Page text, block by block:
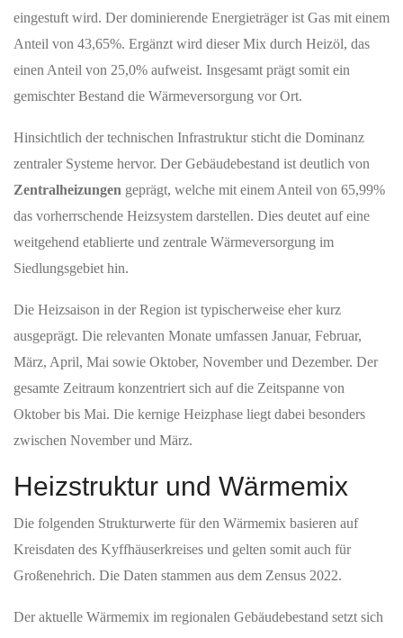
eingestuft wird. Der dominierende Energieträger ist Gas mit einem
Anteil von 43,65%. Ergänzt wird dieser Mix durch Heizöl, das
einen Anteil von 25,0% aufweist. Insgesamt prägt somit ein
gemischter Bestand die Wärmeversorgung vor Ort.
Hinsichtlich der technischen Infrastruktur sticht die Dominanz
zentraler Systeme hervor. Der Gebäudebestand ist deutlich von
Zentralheizungen geprägt, welche mit einem Anteil von 65,99%
das vorherrschende Heizsystem darstellen. Dies deutet auf eine
weitgehend etablierte und zentrale Wärmeversorgung im
Siedlungsgebiet hin.
Die Heizsaison in der Region ist typischerweise eher kurz
ausgeprägt. Die relevanten Monate umfassen Januar, Februar,
März, April, Mai sowie Oktober, November und Dezember. Der
gesamte Zeitraum konzentriert sich auf die Zeitspanne von
Oktober bis Mai. Die kernige Heizphase liegt dabei besonders
zwischen November und März.
Heizstruktur und Wärmemix
Die folgenden Strukturwerte für den Wärmemix basieren auf
Kreisdaten des Kyffhäuserkreises und gelten somit auch für
Großenehrich. Die Daten stammen aus dem Zensus 2022.
Der aktuelle Wärmemix im regionalen Gebäudebestand setzt sich